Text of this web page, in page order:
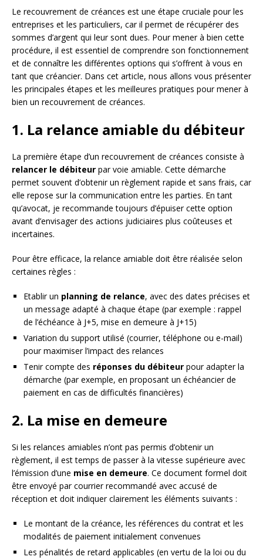
Le recouvrement de créances est une étape cruciale pour les
entreprises et les particuliers, car il permet de récupérer des
sommes d’argent qui leur sont dues. Pour mener à bien cette
procédure, il est essentiel de comprendre son fonctionnement
et de connaître les différentes options qui s’offrent à vous en
tant que créancier. Dans cet article, nous allons vous présenter
les principales étapes et les meilleures pratiques pour mener à
bien un recouvrement de créances.
1. La relance amiable du débiteur
La première étape d’un recouvrement de créances consiste à
relancer le débiteur par voie amiable. Cette démarche
permet souvent d’obtenir un règlement rapide et sans frais, car
elle repose sur la communication entre les parties. En tant
qu’avocat, je recommande toujours d’épuiser cette option
avant d’envisager des actions judiciaires plus coûteuses et
incertaines.
Pour être efficace, la relance amiable doit être réalisée selon
certaines règles :
Etablir un planning de relance, avec des dates précises et
un message adapté à chaque étape (par exemple : rappel
de l’échéance à J+5, mise en demeure à J+15)
Variation du support utilisé (courrier, téléphone ou e-mail)
pour maximiser l’impact des relances
Tenir compte des réponses du débiteur pour adapter la
démarche (par exemple, en proposant un échéancier de
paiement en cas de difficultés financières)
2. La mise en demeure
Si les relances amiables n’ont pas permis d’obtenir un
règlement, il est temps de passer à la vitesse supérieure avec
l’émission d’une mise en demeure. Ce document formel doit
être envoyé par courrier recommandé avec accusé de
réception et doit indiquer clairement les éléments suivants :
Le montant de la créance, les références du contrat et les
modalités de paiement initialement convenues
Les pénalités de retard applicables (en vertu de la loi ou du